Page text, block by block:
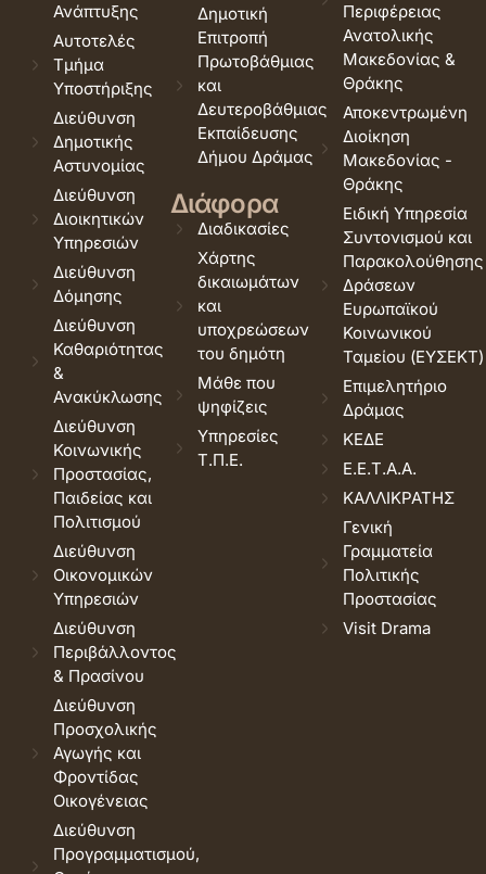
Ανάπτυξης
Αυτοτελές
Τμήμα
Υποστήριξης
Διεύθυνση
Δημοτικής
Αστυνομίας
Διεύθυνση
Διοικητικών
Υπηρεσιών
Διεύθυνση
Δόμησης
Διεύθυνση
Καθαριότητας
&
Ανακύκλωσης
Διεύθυνση
Κοινωνικής
Προστασίας,
Παιδείας και
Πολιτισμού
Διεύθυνση
Οικονομικών
Υπηρεσιών
Διεύθυνση
Περιβάλλοντος
& Πρασίνου
Διεύθυνση
Προσχολικής
Αγωγής και
Φροντίδας
Οικογένειας
Διεύθυνση
Προγραμματισμού,
Δημοτική
Επιτροπή
Πρωτοβάθμιας
και
Δευτεροβάθμιας
Εκπαίδευσης
Δήμου Δράμας
Διάφορα
Διαδικασίες
Χάρτης
δικαιωμάτων
και
υποχρεώσεων
του δημότη
Μάθε που
ψηφίζεις
Υπηρεσίες
Τ.Π.Ε.
Περιφέρειας
Ανατολικής
Μακεδονίας &
Θράκης
Αποκεντρωμένη
Διοίκηση
Μακεδονίας -
Θράκης
Ειδική Υπηρεσία
Συντονισμού και
Παρακολούθησης
Δράσεων
Ευρωπαϊκού
Κοινωνικού
Ταμείου (ΕΥΣΕΚΤ)
Επιμελητήριο
Δράμας
ΚΕΔΕ
Ε.Ε.Τ.Α.Α.
ΚΑΛΛΙΚΡΑΤΗΣ
Γενική
Γραμματεία
Πολιτικής
Προστασίας
Visit Drama